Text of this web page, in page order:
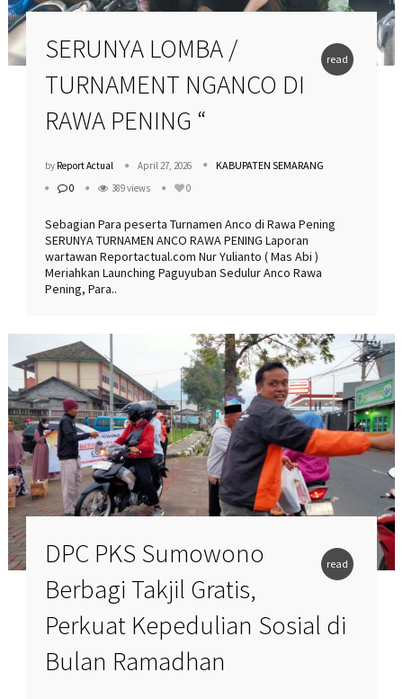
read
SERUNYA LOMBA /
TURNAMENT NGANCO DI
RAWA PENING “
by Report Actual April 27, 2026 KABUPATEN SEMARANG
0 389 views 0
Sebagian Para peserta Turnamen Anco di Rawa Pening
SERUNYA TURNAMEN ANCO RAWA PENING Laporan
wartawan Reportactual.com Nur Yulianto ( Mas Abi )
Meriahkan Launching Paguyuban Sedulur Anco Rawa
Pening, Para..
read
DPC PKS Sumowono
Berbagi Takjil Gratis,
Perkuat Kepedulian Sosial di
Bulan Ramadhan